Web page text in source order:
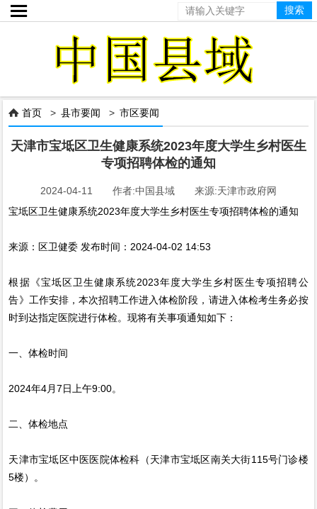

 首页 >县市要闻 >市区要闻
天津市宝坻区卫生健康系统2023年度大学生乡村医生
专项招聘体检的通知
2024-04-11 作者:中国县域 来源:天津市政府网
宝坻区卫生健康系统2023年度大学生乡村医生专项招聘体检的通知
来源：区卫健委 发布时间：2024-04-02 14:53
根据《宝坻区卫生健康系统2023年度大学生乡村医生专项招聘公
告》工作安排，本次招聘工作进入体检阶段，请进入体检考生务必按
时到达指定医院进行体检。现将有关事项通知如下：
一、体检时间
2024年4月7日上午9:00。
二、体检地点
天津市宝坻区中医医院体检科（天津市宝坻区南关大街115号门诊楼
5楼）。